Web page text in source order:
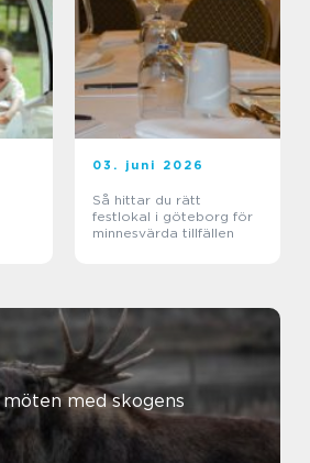
03. juni 2026
Så hittar du rätt
festlokal i göteborg för
minnesvärda tillfällen